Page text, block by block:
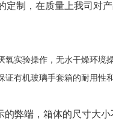
制，在质量上我司对
实验操作，无水干燥环境
有机玻璃手套箱的耐用性
弊端，箱体的尺寸大